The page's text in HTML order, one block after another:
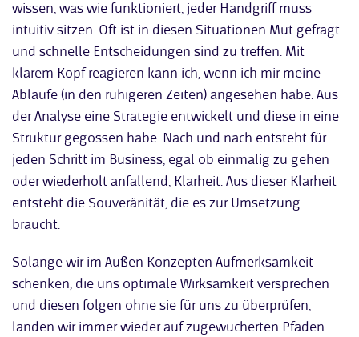
wissen, was wie funktioniert, jeder Handgriff muss
intuitiv sitzen. Oft ist in diesen Situationen Mut gefragt
und schnelle Entscheidungen sind zu treffen. Mit
klarem Kopf reagieren kann ich, wenn ich mir meine
Abläufe (in den ruhigeren Zeiten) angesehen habe. Aus
der Analyse eine Strategie entwickelt und diese in eine
Struktur gegossen habe. Nach und nach entsteht für
jeden Schritt im Business, egal ob einmalig zu gehen
oder wiederholt anfallend, Klarheit. Aus dieser Klarheit
entsteht die Souveränität, die es zur Umsetzung
braucht.
Solange wir im Außen Konzepten Aufmerksamkeit
schenken, die uns optimale Wirksamkeit versprechen
und diesen folgen ohne sie für uns zu überprüfen,
landen wir immer wieder auf zugewucherten Pfaden.